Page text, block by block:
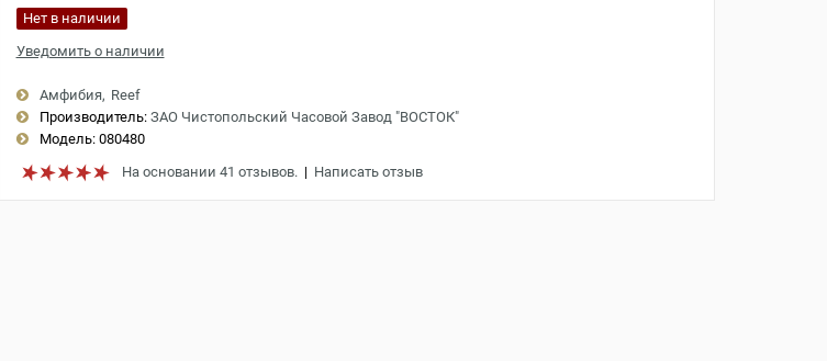
Нет в наличии
Уведомить о наличии
Амфибия
Reef
Производитель: ЗАО Чистопольский Часовой Завод "ВОСТОК"
Модель:080480
На основании 41 отзывов.| Написать отзыв